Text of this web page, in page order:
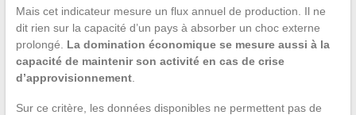
Mais cet indicateur mesure un flux annuel de production. Il ne
dit rien sur la capacité d’un pays à absorber un choc externe
prolongé. La domination économique se mesure aussi à la
capacité de maintenir son activité en cas de crise
d’approvisionnement.
Sur ce critère, les données disponibles ne permettent pas de